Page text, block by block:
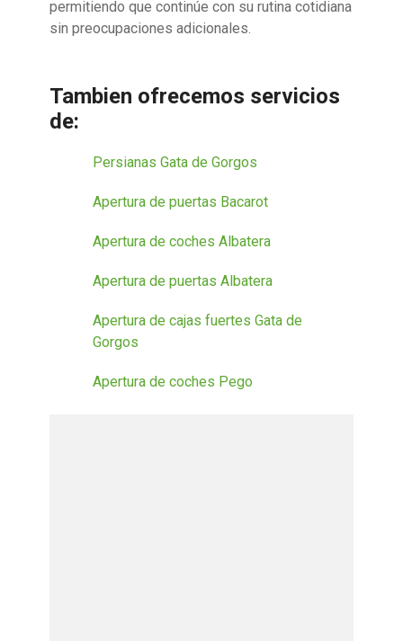
permitiendo que continúe con su rutina cotidiana
sin preocupaciones adicionales.
Tambien ofrecemos servicios
de:
Persianas Gata de Gorgos
Apertura de puertas Bacarot
Apertura de coches Albatera
Apertura de puertas Albatera
Apertura de cajas fuertes Gata de
Gorgos
Apertura de coches Pego